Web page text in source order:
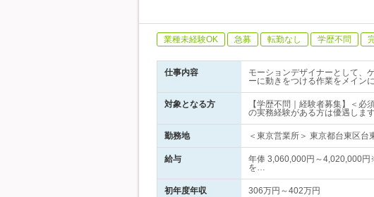
業種未経験OK 急募 転勤なし 学歴不問
仕事内容
モーションデザイナーとして、
ーに動きをつける作業をメイン
対象となる方
【学歴不問｜経験者募集】＜
の実務経験がある方は優遇します
勤務地 ＜東京営業所＞ 東京都台東区
給与
年俸 3,060,000円～4,020,000
を…
初年度年収 306万円～402万円